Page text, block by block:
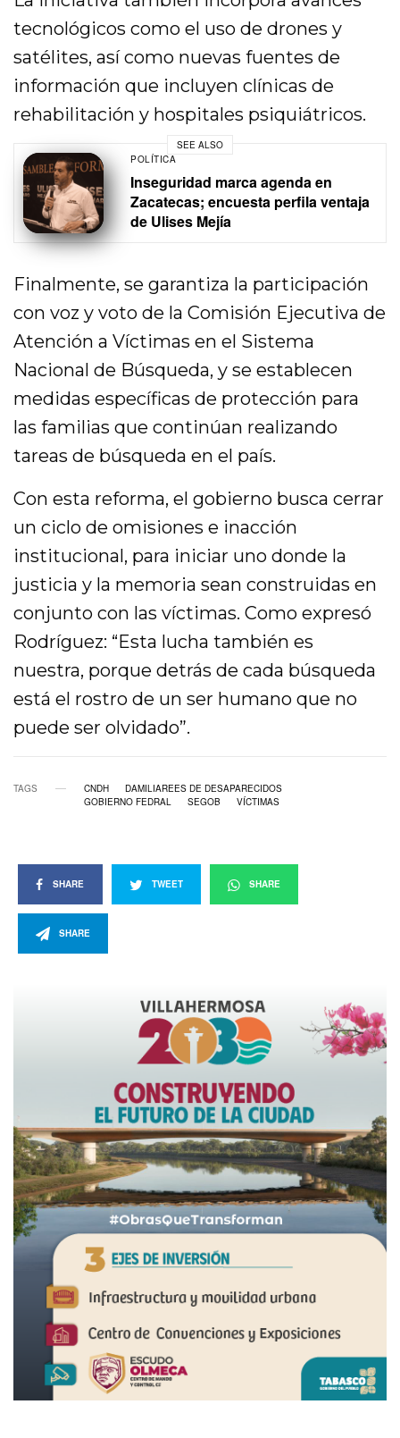
tecnológicos como el uso de drones y
satélites, así como nuevas fuentes de
información que incluyen clínicas de
rehabilitación y hospitales psiquiátricos.
SEE ALSO
POLÍTICA
Inseguridad marca agenda en
Zacatecas; encuesta perfila ventaja
de Ulises Mejía
Finalmente, se garantiza la participación
con voz y voto de la Comisión Ejecutiva de
Atención a Víctimas en el Sistema
Nacional de Búsqueda, y se establecen
medidas específicas de protección para
las familias que continúan realizando
tareas de búsqueda en el país.
Con esta reforma, el gobierno busca cerrar
un ciclo de omisiones e inacción
institucional, para iniciar uno donde la
justicia y la memoria sean construidas en
conjunto con las víctimas. Como expresó
Rodríguez: “Esta lucha también es
nuestra, porque detrás de cada búsqueda
está el rostro de un ser humano que no
puede ser olvidado”.
TAGS CNDH
DAMILIAREES DE DESAPARECIDOS
GOBIERNO FEDRAL
SEGOB VÍCTIMAS
SHARE TWEET SHARE
SHARE